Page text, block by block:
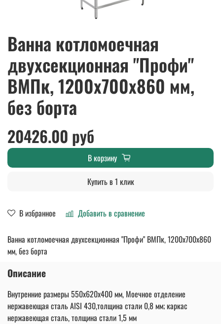
Ванна котломоечная
двухсекционная "Профи"
ВМПк, 1200x700x860 мм,
без борта
В избранное Добавить в сравнение
20426.00 руб
В корзину
Купить в 1 клик
Ванна котломоечная двухсекционная "Профи" ВМПк, 1200x700x860
мм, без борта
Описание
Внутренние размеры 550х620х400 мм, Моечное отделение
нержавеющая сталь AISI 430,толщина стали 0,8 мм; каркас
нержавеющая сталь, толщина стали 1,5 мм